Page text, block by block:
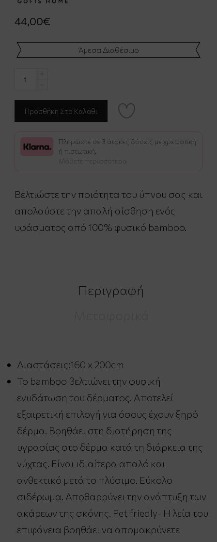
44,00€
Άμεσα Διαθέσιμο
Πληρώστε σε 3 άτοκες δόσεις με χρεωστική
ή πιστωτική.
Μάθετε περισσότερα
Βελτιώστε την ποιότητα του ύπνου σας και
απολαύστε την απαλή αίσθηση ενός
υφάσματος από 100% φυσικό bamboo.
Περιγραφή
Διαστάσεις:160 x 200cm
Το bamboo βελτιώνει την φυσική
ενυδάτωση του δέρματος. Αποτελεί
εξαιρετική επιλογή για όσους έχουν ξηρό
δέρμα. Βοηθάει στη διατήρηση της
υγρασίας στο δέρμα κατά τη διάρκεια της
νύχτας. Είναι ιδιαίτερα απαλό και
ανθεκτικό μετά το πλύσιμο. Εύκολο
σιδέρωμα. Αποθαρρύνει την ανάπτυξη των
ακάρεων της σκόνης. Pet friedly- Η λεία του
επιφάνεια βοηθάει να απομακρύνετε